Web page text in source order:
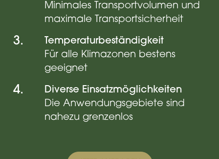
Minimales Transportvolumen und
maximale Transportsicherheit
3.
Temperaturbeständigkeit
Für alle Klimazonen bestens
geeignet
4.
Diverse Einsatzmöglichkeiten
Die Anwendungsgebiete sind
nahezu grenzenlos